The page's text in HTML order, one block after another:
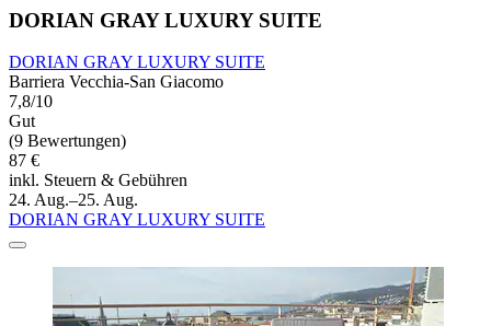
DORIAN GRAY LUXURY SUITE
DORIAN GRAY LUXURY SUITE
Barriera Vecchia-San Giacomo
7,8/10
Gut
(9 Bewertungen)
87 €
inkl. Steuern & Gebühren
24. Aug.–25. Aug.
DORIAN GRAY LUXURY SUITE